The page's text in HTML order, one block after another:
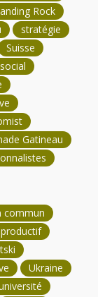
Rock
stratégie
Suisse
Gatineau
commun
Ukraine